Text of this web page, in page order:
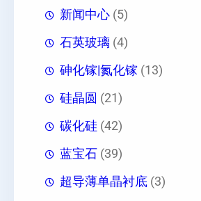
新闻中心 (5)
石英玻璃 (4)
砷化镓|氮化镓 (13)
硅晶圆 (21)
碳化硅 (42)
蓝宝石 (39)
超导薄单晶衬底 (3)